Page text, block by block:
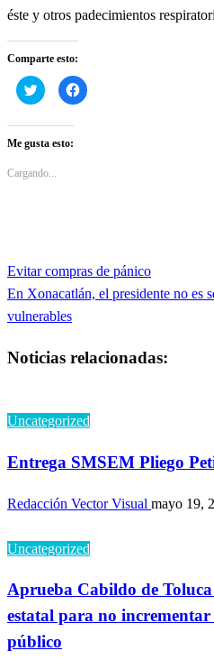
éste y otros padecimientos
Comparte esto:
Haz
clic
en
Twitter
(Se
en
Haz
clic
Me gusta esto:
Cargando...
Navegación
de
Entrada
anterior
Evitar compras de pánico
Entrada
siguiente
En Xonacatlán, el presidente no es
vulnerables
Noticias relacionadas:
Uncategorized
Entrega SMSEM Pliego
Redacción Vector Visual mayo 19,
Uncategorized
Aprueba Cabildo de
estatal para no
público